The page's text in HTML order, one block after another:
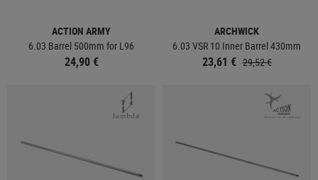
ACTION ARMY
6.03 Barrel 500mm for L96
24,90 €
ARCHWICK
6.03 VSR 10 Inner Barrel 430mm
23,61 € 29,52 €